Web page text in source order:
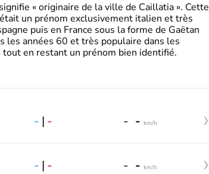
« originaire de la ville de Caillatia ». Cette
un prénom exclusivement italien et très
puis en France sous la forme de Gaëtan
les années 60 et très populaire dans les
en restant un prénom bien identifié.
- | - - - km/h
- | - - - km/h